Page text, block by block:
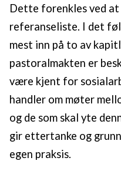
Dette forenkles ved
referanseliste. I det
mest inn på to av
pastoralmakten er
være kjent for
handler om møter
og de som skal yte
gir ettertanke og
egen praksis.